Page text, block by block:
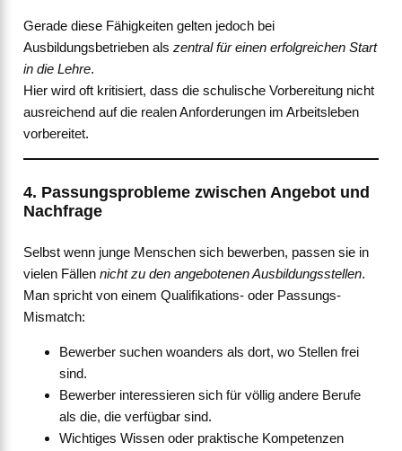
Gerade diese Fähigkeiten gelten jedoch bei
Ausbildungsbetrieben als zentral für einen erfolgreichen Start
in die Lehre.
Hier wird oft kritisiert, dass die schulische Vorbereitung nicht
ausreichend auf die realen Anforderungen im Arbeitsleben
vorbereitet.
4. Passungsprobleme zwischen Angebot und
Nachfrage
Selbst wenn junge Menschen sich bewerben, passen sie in
vielen Fällen nicht zu den angebotenen Ausbildungsstellen.
Man spricht von einem Qualifikations- oder Passungs-
Mismatch:
Bewerber suchen woanders als dort, wo Stellen frei
sind.
Bewerber interessieren sich für völlig andere Berufe
als die, die verfügbar sind.
Wichtiges Wissen oder praktische Kompetenzen